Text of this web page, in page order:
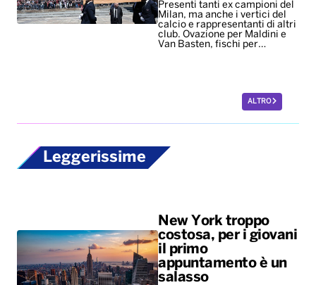
Presenti tanti ex campioni del
Milan, ma anche i vertici del
calcio e rappresentanti di altri
club. Ovazione per Maldini e
Van Basten, fischi per…
ALTRO
Leggerissime
New York troppo
costosa, per i giovani
il primo
appuntamento è un
salasso